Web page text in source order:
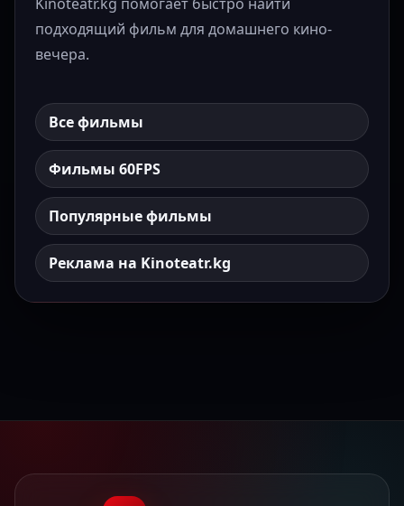
подходящий фильм для домашнего кино-
вечера.
Все фильмы
Фильмы 60FPS
Популярные фильмы
Реклама на Kinoteatr.kg